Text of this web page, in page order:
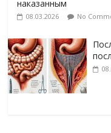
08.03.2026 No